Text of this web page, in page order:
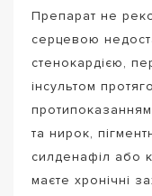
Препарат не
серцевою
стенокардією,
інсультом
та нирок,
силденафіл або
маєте хронічні